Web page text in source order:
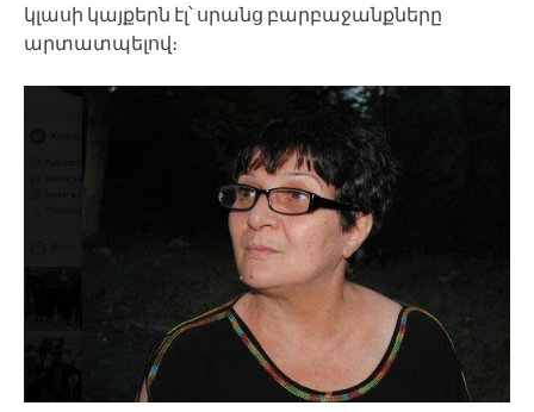
կլասի կայքերն էլ՝ սրանց բարբաջանքները
արտատպելով։